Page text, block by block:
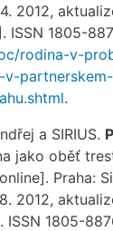
2012,
ISSN 1805-
rodina-v-
v-
.
a SIRIUS.
jako oběť
Praha:
2012,
1805-